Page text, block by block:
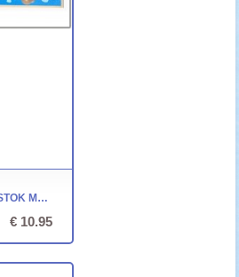
SIMPLY FOR KIDS - KAPSTOK MET RIDDER EN DRAAKJE
€ 10.95